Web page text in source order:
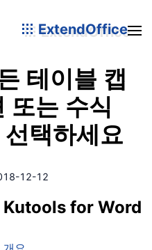
ExtendOffice
테이블 캡
또는 수식
택하세요
12-12
Kutools for Word